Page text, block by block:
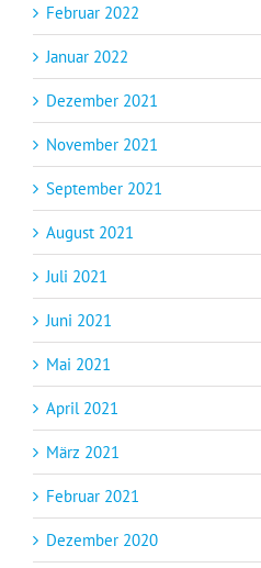
Februar 2022
Januar 2022
Dezember 2021
November 2021
September 2021
August 2021
Juli 2021
Juni 2021
Mai 2021
April 2021
März 2021
Februar 2021
Dezember 2020